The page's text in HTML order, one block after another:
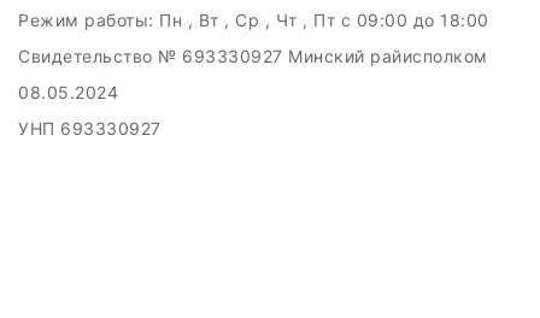
Режим работы: Пн , Вт , Ср , Чт , Пт c 09:00 до 18:00
Свидетельство № 693330927 Минский райисполком
08.05.2024
УНП 693330927